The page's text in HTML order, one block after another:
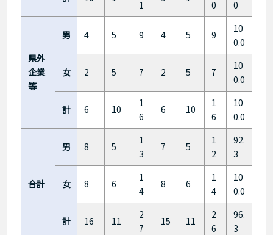
1
0
0
県外
企業
等
男 4 5 9 4 5 9
10
0.0
女 2 5 7 2 5 7
10
0.0
計 6 10
1
6
6 10
1
6
10
0.0
合計
男 8 5
1
3
7 5
1
2
92.
3
女 8 6
1
4
8 6
1
4
10
0.0
計 16 11
2
7
15 11
2
6
96.
3